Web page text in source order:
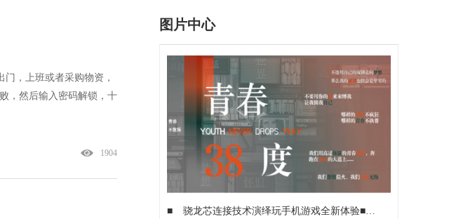
，上班或者采购物资，
，然后输入密码解锁，十
1904
图片中心
■ 骁龙芯连接技术演绎玩手机游戏全新体验■